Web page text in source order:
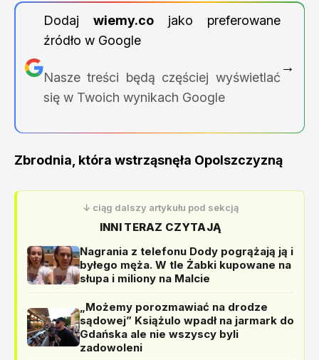
Dodaj wiemy.cojako preferowane
źródło w Google
Nasze treści będą częściej wyświetlać
się w Twoich wynikach Google
→
Zbrodnia, która wstrząsnęła Opolszczyzną
↓ ciąg dalszy artykułu pod sekcją
INNI TERAZ CZYTAJĄ
Nagrania z telefonu Dody pogrążają ją i
byłego męża. W tle Żabki kupowane na
słupa i miliony na Malcie
„Możemy porozmawiać na drodze
sądowej” Książulo wpadł na jarmark do
Gdańska ale nie wszyscy byli
zadowoleni